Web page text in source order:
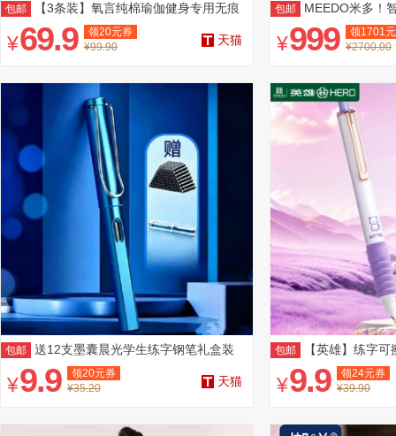
包邮
【3条装】氧言纯棉瑜伽健身专用无痕
¥69.9 领20元券
¥99.90
天猫
包邮 MEEDO米多！
¥999 领1701
¥2700.00
包邮 送12支墨囊晨光学生练字钢笔礼盒装
¥9.9 领20元券
¥35.20
天猫
包邮 【英雄】练字
¥9.9 领24元券
¥39.90